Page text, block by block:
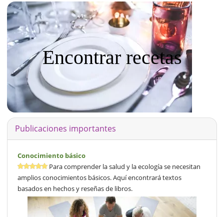
Encontrar recetas
Publicaciones importantes
Conocimiento básico
Para comprender la salud y la ecología se necesitan
amplios conocimientos básicos. Aquí encontrará textos
basados en hechos y reseñas de libros.